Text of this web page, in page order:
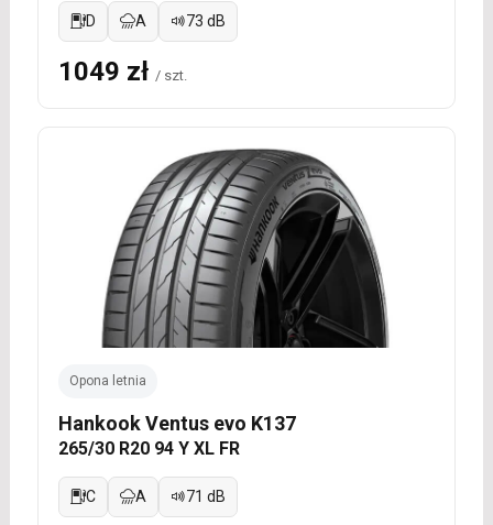
D A 73 dB
1049 zł / szt.
Opona letnia
Hankook Ventus evo K137
265/30 R20 94 Y XL FR
C A 71 dB